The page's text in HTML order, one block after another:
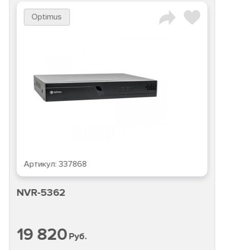
Optimus
Артикул:337868
NVR-5362
19 820Руб.